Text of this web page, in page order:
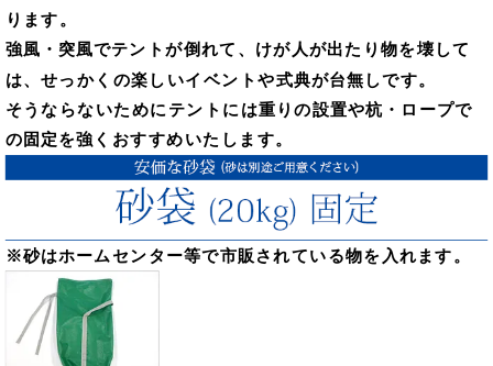
ります。
強風・突風でテントが倒れて、けが人が出たり物を壊して
は、せっかくの楽しいイベントや式典が台無しです。
そうならないためにテントには重りの設置や杭・ロープで
の固定を強くおすすめいたします。
※砂はホームセンター等で市販されている物を入れます。